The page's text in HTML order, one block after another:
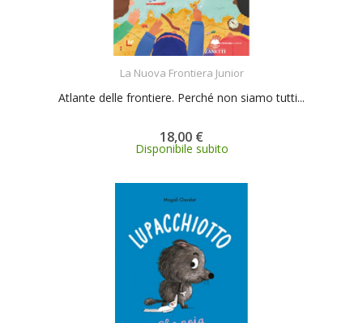
La Nuova Frontiera Junior
Atlante delle frontiere. Perché non siamo tutti...
18,00 €
Disponibile subito